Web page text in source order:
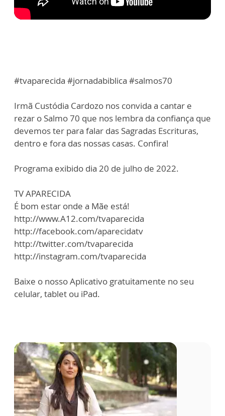
#tvaparecida #jornadabiblica #salmos70
Irmã Custódia Cardozo nos convida a cantar e
rezar o Salmo 70 que nos lembra da confiança que
devemos ter para falar das Sagradas Escrituras,
dentro e fora das nossas casas. Confira!
Programa exibido dia 20 de julho de 2022.
TV APARECIDA
É bom estar onde a Mãe está!
http://www.A12.com/tvaparecida
http://facebook.com/aparecidatv
http://twitter.com/tvaparecida
http://instagram.com/tvaparecida
Baixe o nosso Aplicativo gratuitamente no seu
celular, tablet ou iPad.